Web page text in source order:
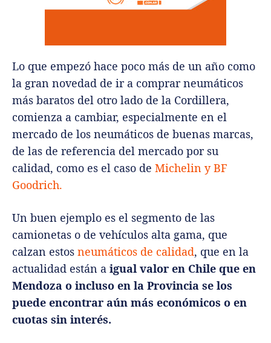
Lo que empezó hace poco más de un año como
la gran novedad de ir a comprar neumáticos
más baratos del otro lado de la Cordillera,
comienza a cambiar, especialmente en el
mercado de los neumáticos de buenas marcas,
de las de referencia del mercado por su
calidad, como es el caso de Michelin y BF
Goodrich.
Un buen ejemplo es el segmento de las
camionetas o de vehículos alta gama, que
calzan estos neumáticos de calidad, que en la
actualidad están a igual valor en Chile que en
Mendoza o incluso en la Provincia se los
puede encontrar aún más económicos o en
cuotas sin interés.